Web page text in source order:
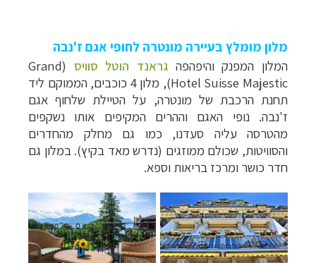
מלון מומלץ בעיירה מונטרה לחופי אגם ז'נבה
המלון המפנק והיפהפה גראנד הוטל סוויס (
Grand
Hotel Suisse Majestic
), מלון 4 כוכבים, הממוקם ליד
תחנת הרכבת של מונטרה, על הטיילת שלחוף אגם
ז'נבה. נופי האגם וההרים המקיפים אותו נשקפים
מהטרסה עליה סעדנו, כמו גם מחלק מהחדרים
והסוויטות, שכולם ממוזגים (נדרש מאד בקיץ). במלון גם
חדר כושר ומרכז בריאות וספא.